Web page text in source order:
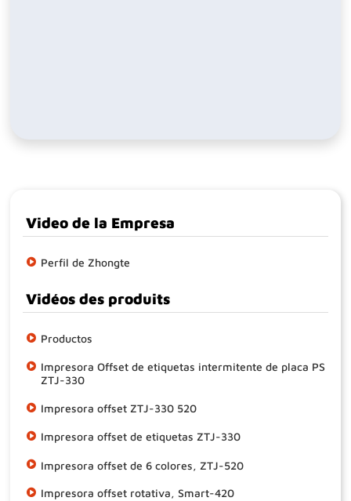
Video de la Empresa
Perfil de Zhongte
Vidéos des produits
Productos
Impresora Offset de etiquetas intermitente de placa PS
ZTJ-330
Impresora offset ZTJ-330 520
Impresora offset de etiquetas ZTJ-330
Impresora offset de 6 colores, ZTJ-520
Impresora offset rotativa, Smart-420